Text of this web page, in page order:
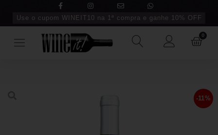
Use o cupom WINEIT10 na 1ª compra e ganhe 10% OFF
0
-11%